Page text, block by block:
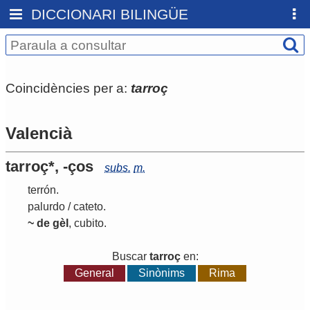
DICCIONARI BILINGÜE
Coincidències per a: tarroç
Valencià
tarroç*, -ços subs. m.
terrón.
palurdo /cateto.
~ de gèl , cubito.
Buscar tarroçen:
General
Sinònims Rima